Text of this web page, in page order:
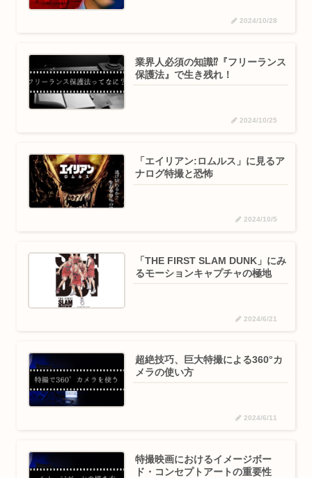
2024/10/28
業界人必須の知識⁉『フリーランス
保護法』で生き残れ！
2024/10/25
「エイリアン:ロムルス」に見るア
ナログ特撮と恐怖
2024/10/5
「THE FIRST SLAM DUNK」にみ
るモーションキャプチャの極地
2024/6/21
超絶技巧、巨大特撮による360°カ
メラの使い方
2024/6/11
特撮映画におけるイメージボー
ド・コンセプトアートの重要性